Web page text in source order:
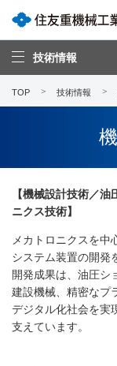
技術情報
TOP 技術情報
【機械設計技術／
ニクス技術】
メカトロニクスを
システム装置の開発
開発成果は、油圧シ
建設機械、精密なプ
デジタル化社会を実
支えています。